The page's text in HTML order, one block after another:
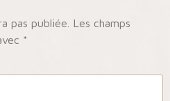
pas publiée.
Les champs
*